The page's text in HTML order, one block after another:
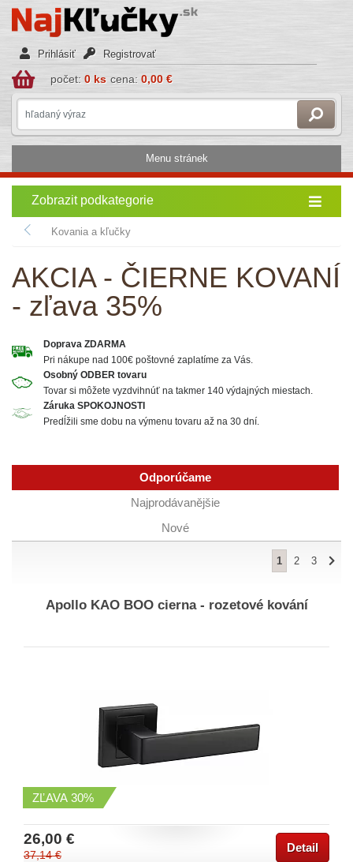
Prihlásiť Registrovať
počet: 0 ks cena: 0,00 €
Menu stránek
Zobrazit podkategorie
Kovania a kľučky
AKCIA - ČIERNE KOVANÍ
- zľava 35%
Doprava ZDARMA
Pri nákupe nad 100€ poštovné zaplatíme za Vás.
Osobný ODBER tovaru
Tovar si môžete vyzdvihnúť na takmer 140 výdajných miestach.
Záruka SPOKOJNOSTI
Predĺžili sme dobu na výmenu tovaru až na 30 dní.
Odporúčame
Najprodávanějšie
Nové
1 2 3
Apollo KAO BOO cierna - rozetové kování
ZĽAVA 30%
26,00 €
37,14 €
Detail